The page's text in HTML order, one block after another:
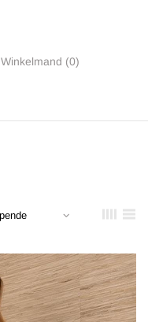
Winkelmand (0)